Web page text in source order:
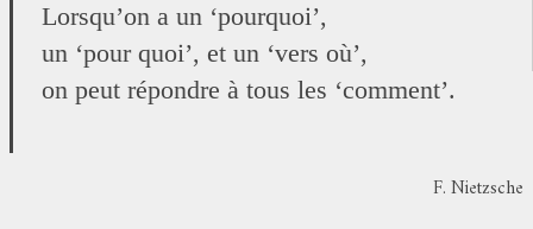
Lorsqu’on a un ‘pourquoi’,
un ‘pour quoi’, et un ‘vers où’,
on peut répondre à tous les ‘comment’.
F. Nietzsche